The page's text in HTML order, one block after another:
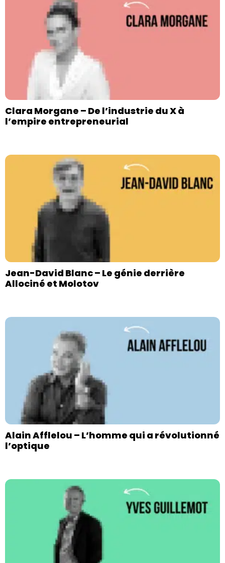
Clara Morgane – De l’industrie du X à
l’empire entrepreneurial
Jean-David Blanc – Le génie derrière
Allociné et Molotov
Alain Afflelou – L’homme qui a révolutionné
l’optique